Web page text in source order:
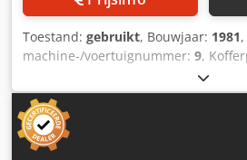
Machinedimensie (L x B x H): 2250 x
Maximaal aansluitvermogen: 4,5 kW
V / 3 fasen Lascycli: tot 100 stuks/
lucht): 6,0 bar Machinegewicht: ca.
Toestand: gebruikt, Bouwjaar: 1981,
machine-/voertuignummer: 9,
Schmedt PräForm HHS 20
Schmedt PräForm HHS 20 Baujahr /
09 Buchhöhe / Boek hoogte: 100 -
Blokbreedte: 120 - 400mm Blokdikte::
Cedpfjrmul Dex Apnoha Vermogen: